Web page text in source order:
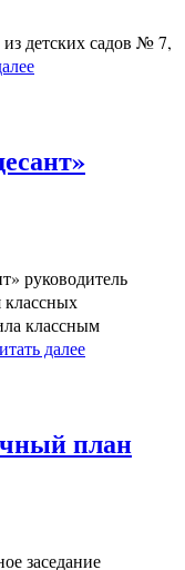
детских садов № 7,
руководитель
классных
классным
далее
план
заседание